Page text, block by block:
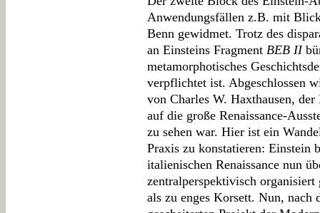
Anwendungsfällen z.B. mit
Benn gewidmet. Trotz des
an Einsteins Fragment BEB II
metamorphotisches
verpflichtet ist. Abgeschlossen
von Charles W. Haxthausen,
auf die große Renaissance-
zu sehen war. Hier ist ein
Praxis zu konstatieren: Einstein
italienischen Renaissance nun
zentralperspektivisch
als zu enges Korsett. Nun, nach